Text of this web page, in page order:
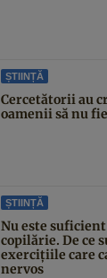
ȘTIINȚĂ
Cercetătorii au
oamenii să nu
ȘTIINȚĂ
Nu este
copilărie. De ce
exercițiile care
nervos